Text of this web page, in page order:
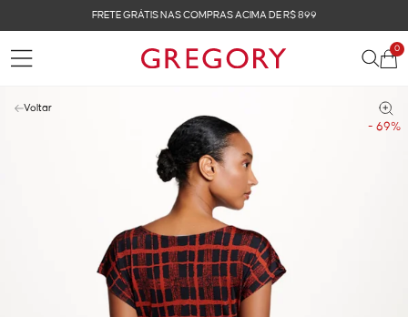
FRETE GRÁTIS NAS COMPRAS ACIMA DE R$ 899
0
- 69%
Voltar